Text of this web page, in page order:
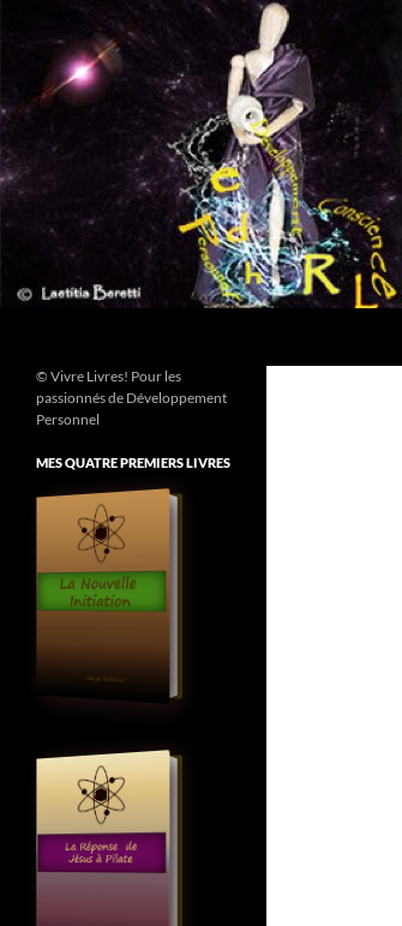
contenu
© Vivre Livres! Pour les
passionnés de Développement
Personnel
MES QUATRE PREMIERS LIVRES